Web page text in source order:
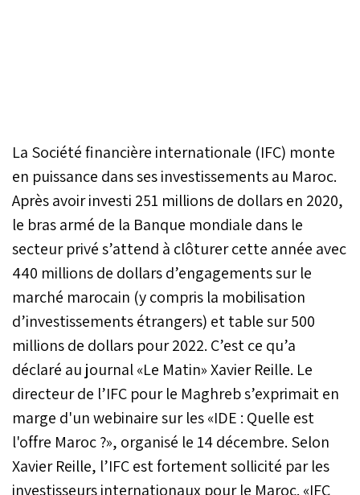
La Société financière internationale (IFC) monte
en puissance dans ses investissements au Maroc.
Après avoir investi 251 millions de dollars en 2020,
le bras armé de la Banque mondiale dans le
secteur privé s’attend à clôturer cette année avec
440 millions de dollars d’engagements sur le
marché marocain (y compris la mobilisation
d’investissements étrangers) et table sur 500
millions de dollars pour 2022. C’est ce qu’a
déclaré au journal «Le Matin» Xavier Reille. Le
directeur de l’IFC pour le Maghreb s’exprimait en
marge d'un webinaire sur les «IDE : Quelle est
l'offre Maroc ?», organisé le 14 décembre. Selon
Xavier Reille, l’IFC est fortement sollicité par les
investisseurs internationaux pour le Maroc. «IFC